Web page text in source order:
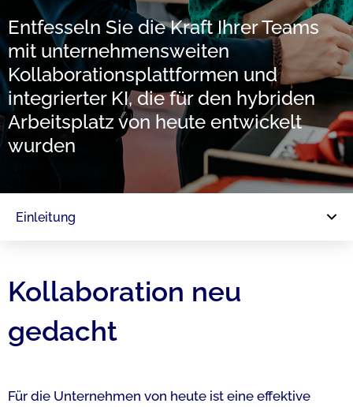
Entfesseln Sie die Kraft Ihrer Teams
mit unternehmensweiten
Kollaborations­plattformen und
integrierter KI, die für den hybriden
Arbeitsplatz von heute entwickelt
wurden
Einleitung
Kollaboration neu
gedacht
Für die Unternehmen von heute ist eine effektive